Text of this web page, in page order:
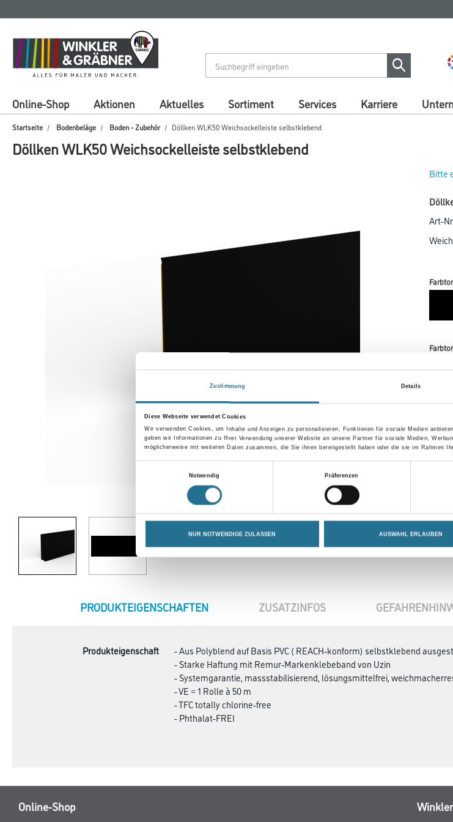
Zustimmung Details
Diese Webseite verwendet Cookies
Wir verwenden Cookies, um Inhalte und Anzeigen zu personalisieren, Funktionen für soziale Medien
geben wir Informationen zu Ihrer Verwendung unserer Website an unsere Partner für soziale Medien,
möglicherweise mit weiteren Daten zusammen, die Sie ihnen bereitgestellt haben oder die sie im Rahmen
Notwendig
Präferenzen
NUR NOTWENDIGE ZULASSEN AUSWAHL ERLAUBEN
springen
springen
Online-Shop Aktionen Aktuelles Sortiment Services Karriere
Startseite Bodenbeläge Boden - Zubehör Döllken WLK50 Weichsockelleiste selbstklebend
Döllken WLK50 Weichsockelleiste selbstklebend
Abbildung ähnlich
Bitte
Art-
CURRENT
PRODUKTEIGENSCHAFTEN ZUSATZINFOS
Produkteigenschaft
- Aus Polyblend auf Basis PVC ( REACH-konform) selbstklebend
- Starke Haftung mit Remur-Markenklebeband von Uzin
- Systemgarantie, massstabilisierend, lösungsmittelfrei,
- VE = 1 Rolle à 50 m
- TFC totally chlorine-free
- Phthalat-FREI
Online-Shop